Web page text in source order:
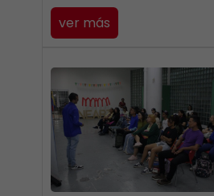
ver más